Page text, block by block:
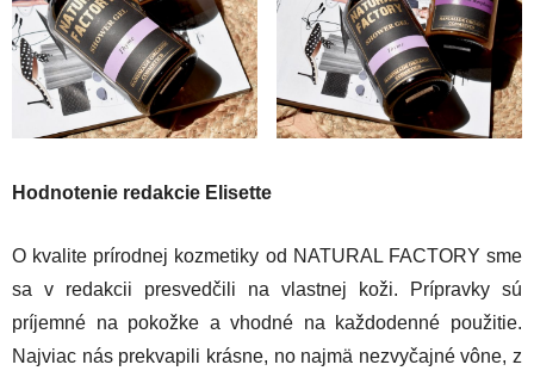
Hodnotenie redakcie Elisette
O kvalite prírodnej kozmetiky od NATURAL FACTORY sme
sa v redakcii presvedčili na vlastnej koži. Prípravky sú
príjemné na pokožke a vhodné na každodenné použitie.
Najviac nás prekvapili krásne, no najmä nezvyčajné vône, z